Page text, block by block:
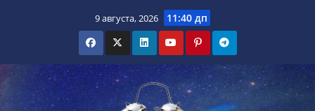
9 августа, 2026 11:40 дп